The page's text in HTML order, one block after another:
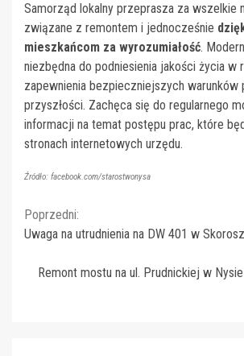
Samorząd lokalny przeprasza za wszelkie
związane z remontem i jednocześnie
mieszkańcom za wyrozumiałość.
niezbędna do podniesienia jakości życia w
zapewnienia bezpieczniejszych warunków
przyszłości. Zachęca się do regularnego
informacji na temat postępu prac, które
stronach internetowych urzędu.
Źródło: facebook.com/starostwonysa
Continue
Reading
Poprzedni:
Uwaga na utrudnienia na DW 401 w
Remont mostu na ul. Prudnickiej w